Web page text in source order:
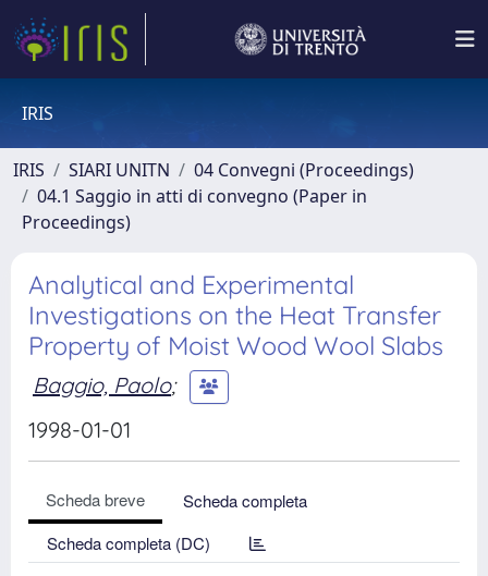
IRIS
IRIS SIARI UNITN
04 Convegni (Proceedings)
04.1 Saggio in atti di convegno (Paper in
Proceedings)
Analytical and Experimental
Investigations on the Heat Transfer
Property of Moist Wood Wool Slabs
Baggio, Paolo;
1998-01-01
Scheda breve
Scheda completa
Scheda completa (DC)